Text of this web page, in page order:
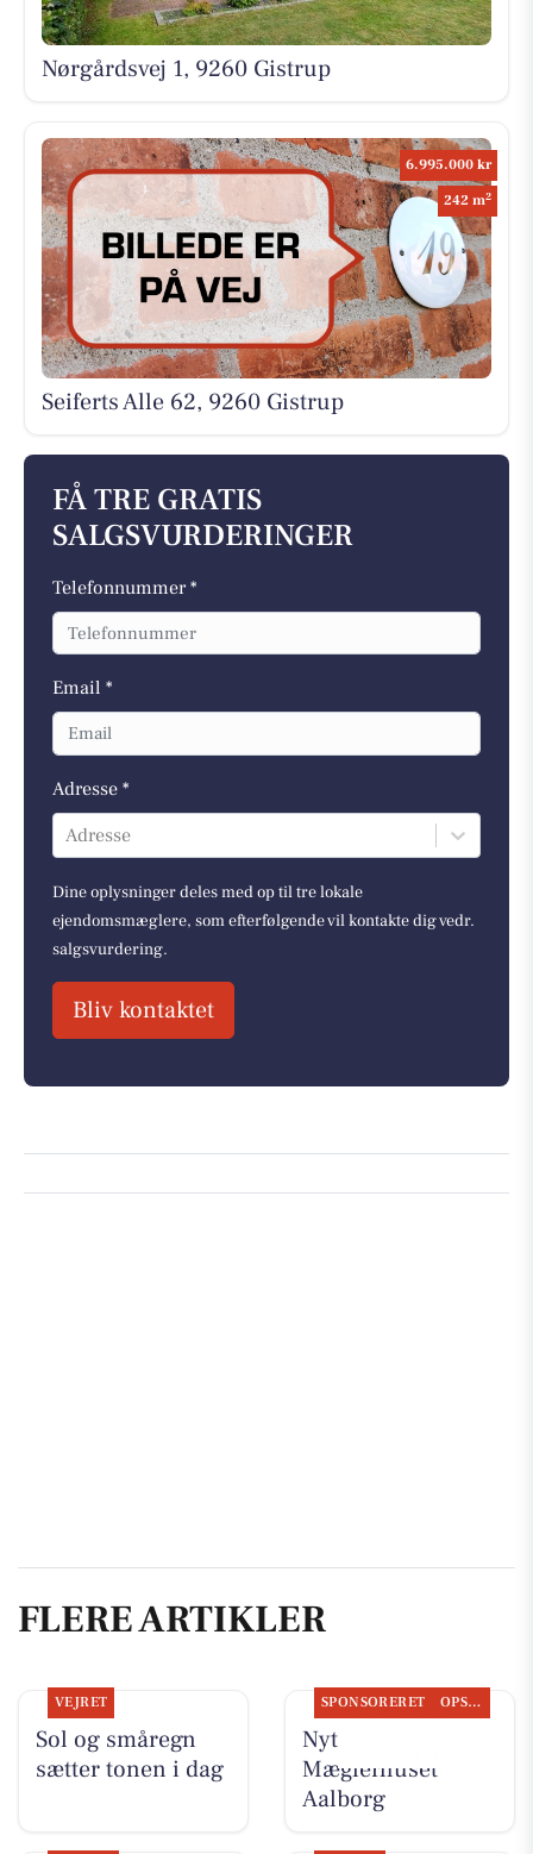
Nørgårdsvej 1, 9260 Gistrup
6.995.000 kr
242 m2
Seiferts Alle 62, 9260 Gistrup
FÅ TRE GRATIS
SALGSVURDERINGER
Telefonnummer *
Email *
Adresse *
Adresse
Dine oplysninger deles med op til tre lokale
ejendomsmæglere, som efterfølgende vil kontakte dig vedr.
salgsvurdering.
Bliv kontaktet
FLERE ARTIKLER
VEJRET
Sol og småregn
sætter tonen i dag
SPONSORERET OPSLAGSTAVLEN
Nyt fra
Mæglerhuset
Aalborg